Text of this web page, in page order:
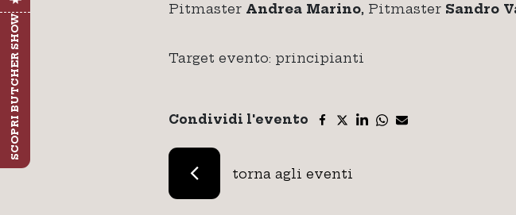
SCOPRI BUTCHER SHOW
Pitmaster Andrea Marino, Pitmaster Sandro
Target evento: principianti
Condividi l'evento
torna agli eventi